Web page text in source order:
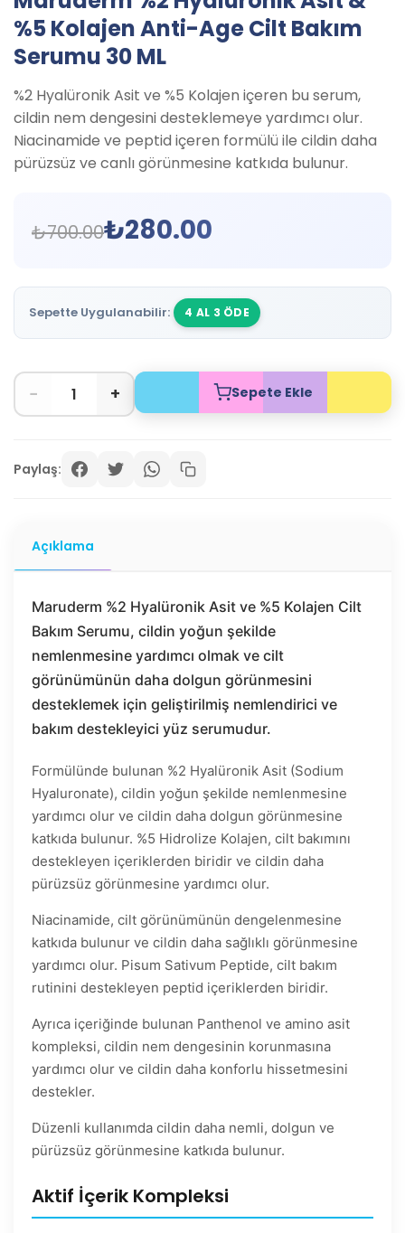
%5 Kolajen Anti-Age Cilt Bakım
Serumu 30 ML
%2 Hyalüronik Asit ve %5 Kolajen içeren bu serum,
cildin nem dengesini desteklemeye yardımcı olur.
Niacinamide ve peptid içeren formülü ile cildin daha
pürüzsüz ve canlı görünmesine katkıda bulunur.
₺700.00₺280.00
Sepette Uygulanabilir: 4 AL 3 ÖDE
− + Sepete Ekle
Paylaş:
Açıklama
Maruderm %2 Hyalüronik Asit ve %5 Kolajen Cilt
Bakım Serumu, cildin yoğun şekilde
nemlenmesine yardımcı olmak ve cilt
görünümünün daha dolgun görünmesini
desteklemek için geliştirilmiş nemlendirici ve
bakım destekleyici yüz serumudur.
Formülünde bulunan %2 Hyalüronik Asit (Sodium
Hyaluronate), cildin yoğun şekilde nemlenmesine
yardımcı olur ve cildin daha dolgun görünmesine
katkıda bulunur. %5 Hidrolize Kolajen, cilt bakımını
destekleyen içeriklerden biridir ve cildin daha
pürüzsüz görünmesine yardımcı olur.
Niacinamide, cilt görünümünün dengelenmesine
katkıda bulunur ve cildin daha sağlıklı görünmesine
yardımcı olur. Pisum Sativum Peptide, cilt bakım
rutinini destekleyen peptid içeriklerden biridir.
Ayrıca içeriğinde bulunan Panthenol ve amino asit
kompleksi, cildin nem dengesinin korunmasına
yardımcı olur ve cildin daha konforlu hissetmesini
destekler.
Düzenli kullanımda cildin daha nemli, dolgun ve
pürüzsüz görünmesine katkıda bulunur.
Aktif İçerik Kompleksi